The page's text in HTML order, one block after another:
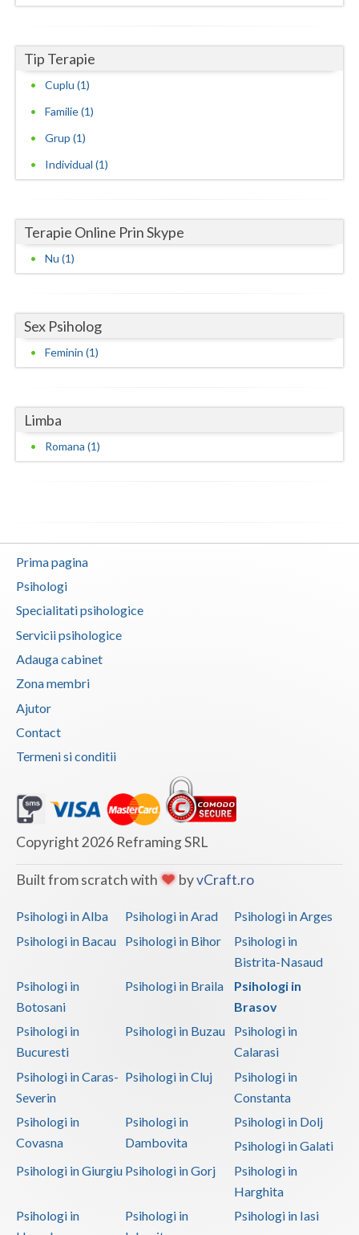
Teleorman
Timis
Tulcea
Valcea
Vaslui
Tip Terapie
Cuplu (1)
Familie (1)
Grup (1)
Individual (1)
Terapie Online Prin Skype
Nu (1)
Sex Psiholog
Feminin (1)
Limba
Romana (1)
Prima pagina
Psihologi
Specialitati psihologice
Servicii psihologice
Adauga cabinet
Zona membri
Ajutor
Contact
Termeni si conditii
Copyright 2026 Reframing SRL
Built from scratch with byvCraft.ro
Psihologi in Alba Psihologi in Arad
Psihologi in Arges
Psihologi in Bacau
Psihologi in Bihor
Psihologi in
Bistrita-Nasaud
Psihologi in
Botosani
Psihologi in Braila
Psihologi in
Brasov
Psihologi in
Bucuresti
Psihologi in Buzau
Psihologi in
Calarasi
Psihologi in Caras-
Severin
Psihologi in Cluj
Psihologi in
Constanta
Psihologi in
Covasna
Psihologi in
Dambovita
Psihologi in Dolj
Psihologi in Galati
Psihologi in Giurgiu Psihologi in Gorj
Psihologi in
Harghita
Psihologi in
Psihologi in
Psihologi in Iasi